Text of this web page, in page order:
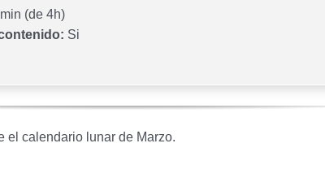
(de 4h)
Si
el calendario lunar de Marzo.